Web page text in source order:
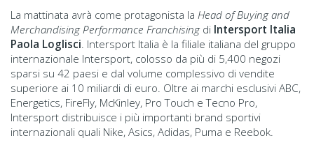
La mattinata avrà come protagonista la Head of Buying and
Merchandising Performance Franchisingdi Intersport Italia
Paola Loglisci . Intersport Italia è la filiale italiana del gruppo
internazionale Intersport, colosso da più di 5,400 negozi
sparsi su 42 paesi e dal volume complessivo di vendite
superiore ai 10 miliardi di euro. Oltre ai marchi esclusivi ABC,
Energetics, FireFly, McKinley, Pro Touch e Tecno Pro,
Intersport distribuisce i più importanti brand sportivi
internazionali quali Nike, Asics, Adidas, Puma e Reebok.